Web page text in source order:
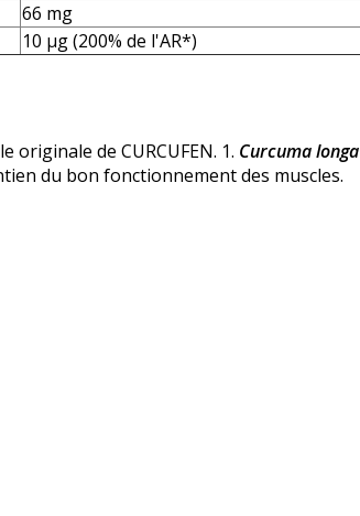
66 mg
10 μg (200% de l'AR*)
de CURCUFEN. 1. Curcuma longa
du bon fonctionnement des muscles.